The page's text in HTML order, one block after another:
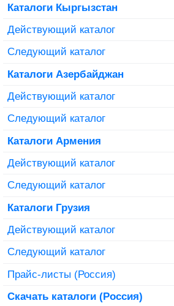
Каталоги Кыргызстан
Действующий каталог
Следующий каталог
Каталоги Азербайджан
Действующий каталог
Следующий каталог
Каталоги Армения
Действующий каталог
Следующий каталог
Каталоги Грузия
Действующий каталог
Следующий каталог
Прайс-листы (Россия)
Скачать каталоги (Россия)